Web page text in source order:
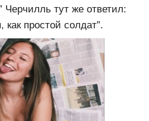
Черчилль тут же ответил:
простой солдат”.